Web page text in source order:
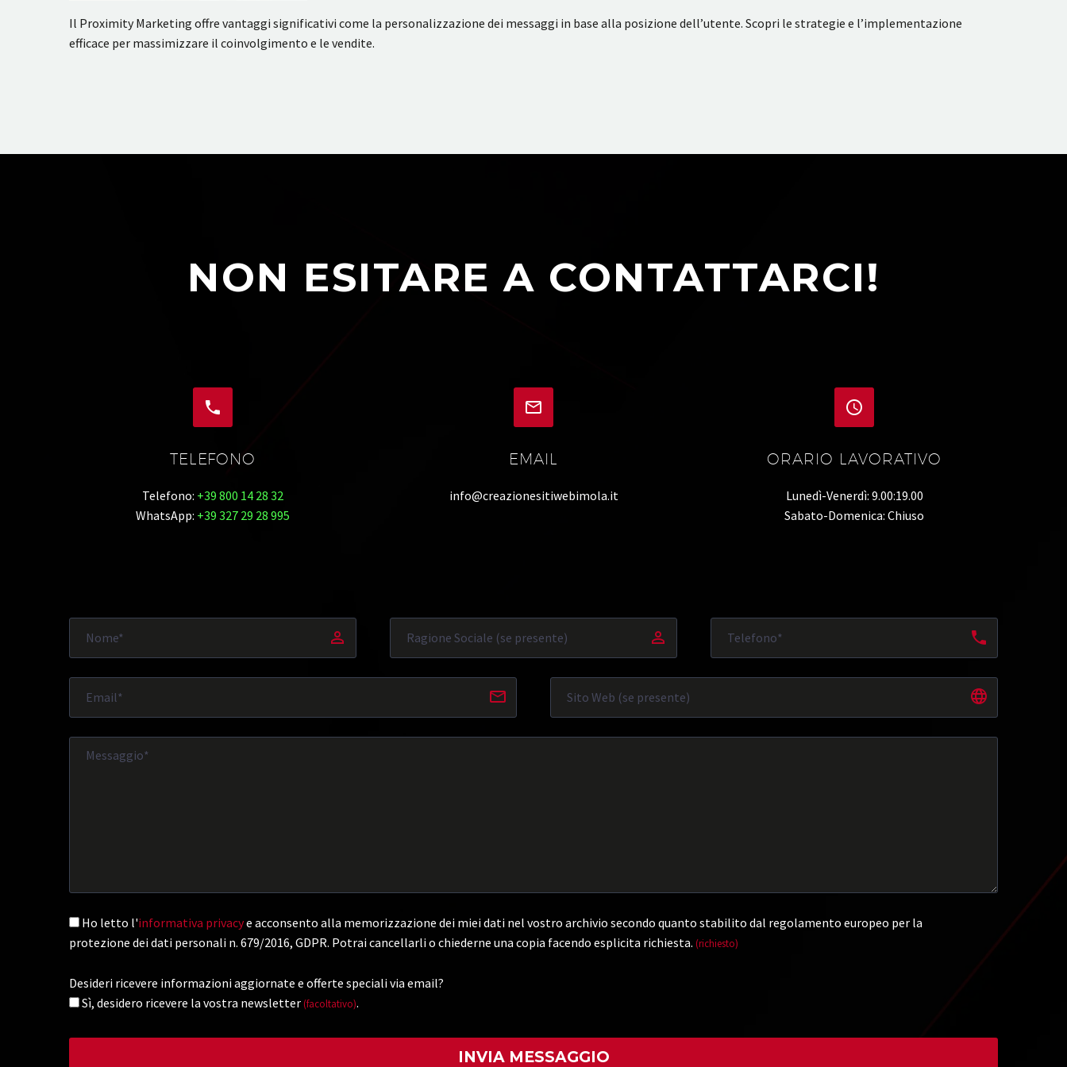
Il Proximity Marketing offre vantaggi significativi come la personalizzazione dei messaggi in base alla posizione dell’utente. Scopri le strategie e l’implementazione
efficace per massimizzare il coinvolgimento e le vendite.
NON ESITARE A CONTATTARCI!


TELEFONO
Telefono: +39 800 14 28 32
WhatsApp: +39 327 29 28 995


EMAIL
info@creazionesitiwebimola.it


ORARIO LAVORATIVO
Lunedì-Venerdì: 9.00:19.00
Sabato-Domenica: Chiuso
Ho letto l'informativa privacye acconsento alla memorizzazione dei miei dati nel vostro archivio secondo quanto stabilito dal regolamento europeo per la
protezione dei dati personali n. 679/2016, GDPR. Potrai cancellarli o chiederne una copia facendo esplicita richiesta. (richiesto)
Desideri ricevere informazioni aggiornate e offerte speciali via email?
Sì, desidero ricevere la vostra newsletter (facoltativo).